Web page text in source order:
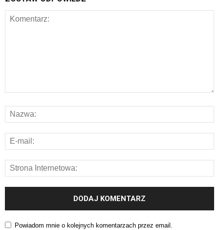
Powiadom mnie o kolejnych komentarzach przez email.